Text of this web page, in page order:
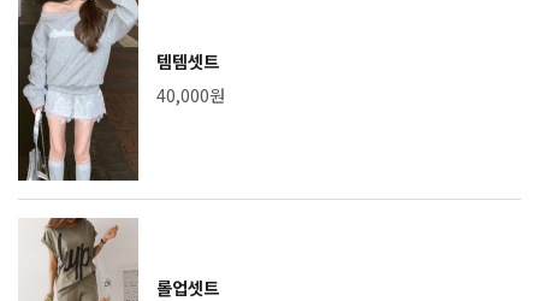
템템셋트
40,000원
롤업셋트